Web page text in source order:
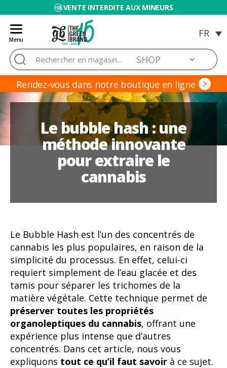
VENTE INTERDITE AUX MINEURS
Menu
Blog
de
Grow
Barato
Rechercher :
Rendez-vous dans notre boutique en ligne
Le bubble hash : une
méthode innovante
pour extraire le
cannabis
Le Bubble Hash est l’un des concentrés de
cannabis les plus populaires, en raison de la
simplicité du processus. En effet, celui-ci
requiert simplement de l’eau glacée et des
tamis pour séparer les trichomes de la
matière végétale. Cette technique permet de
préserver toutes les propriétés
organoleptiques du cannabis, offrant une
expérience plus intense que d’autres
concentrés. Dans cet article, nous vous
expliquons tout ce qu’il faut savoir à ce sujet.